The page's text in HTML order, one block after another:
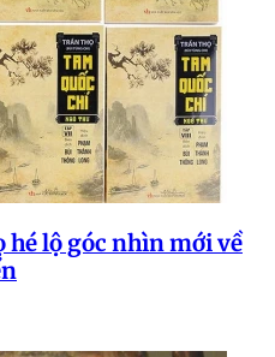
hé lộ góc nhìn mới về